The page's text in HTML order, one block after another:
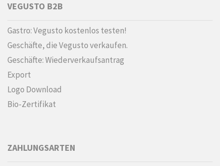
VEGUSTO B2B
Gastro: Vegusto kostenlos testen!
Geschäfte, die Vegusto verkaufen.
Geschäfte: Wiederverkaufsantrag
Export
Logo Download
Bio-Zertifikat
ZAHLUNGSARTEN